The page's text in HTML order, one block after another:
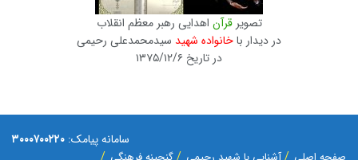
تصویرقرآن اهدایی رهبر معظم انقلاب
در دیدار باخانواده شهید سیدمحمدعلی رحیمی
در تاریخ ۱۳۷۵/۱۲/۶
سامانه پیامک: ۳۰۰۰۷۰۰۲۲۰